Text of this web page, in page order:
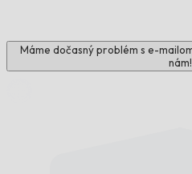
Máme dočasný problém s e-
nám!